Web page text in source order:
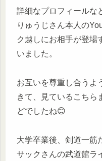
詳細なプロフィールな
りゅうじさん本人の
ク越しにお相手が登場
いました。
お互いを尊重し合うよ
きて、見ているこちら
どでしたね😊
大学卒業後、剣道一筋
サックさんの武道館ラ